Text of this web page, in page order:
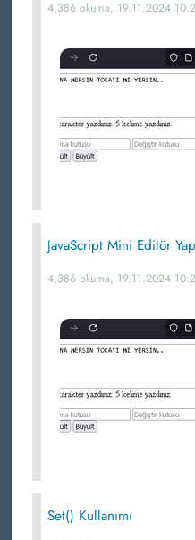
4,386 okuma, 19.11.2024
JavaScript Mini Editör
4,386 okuma, 19.11.2024
Set() Kullanımı